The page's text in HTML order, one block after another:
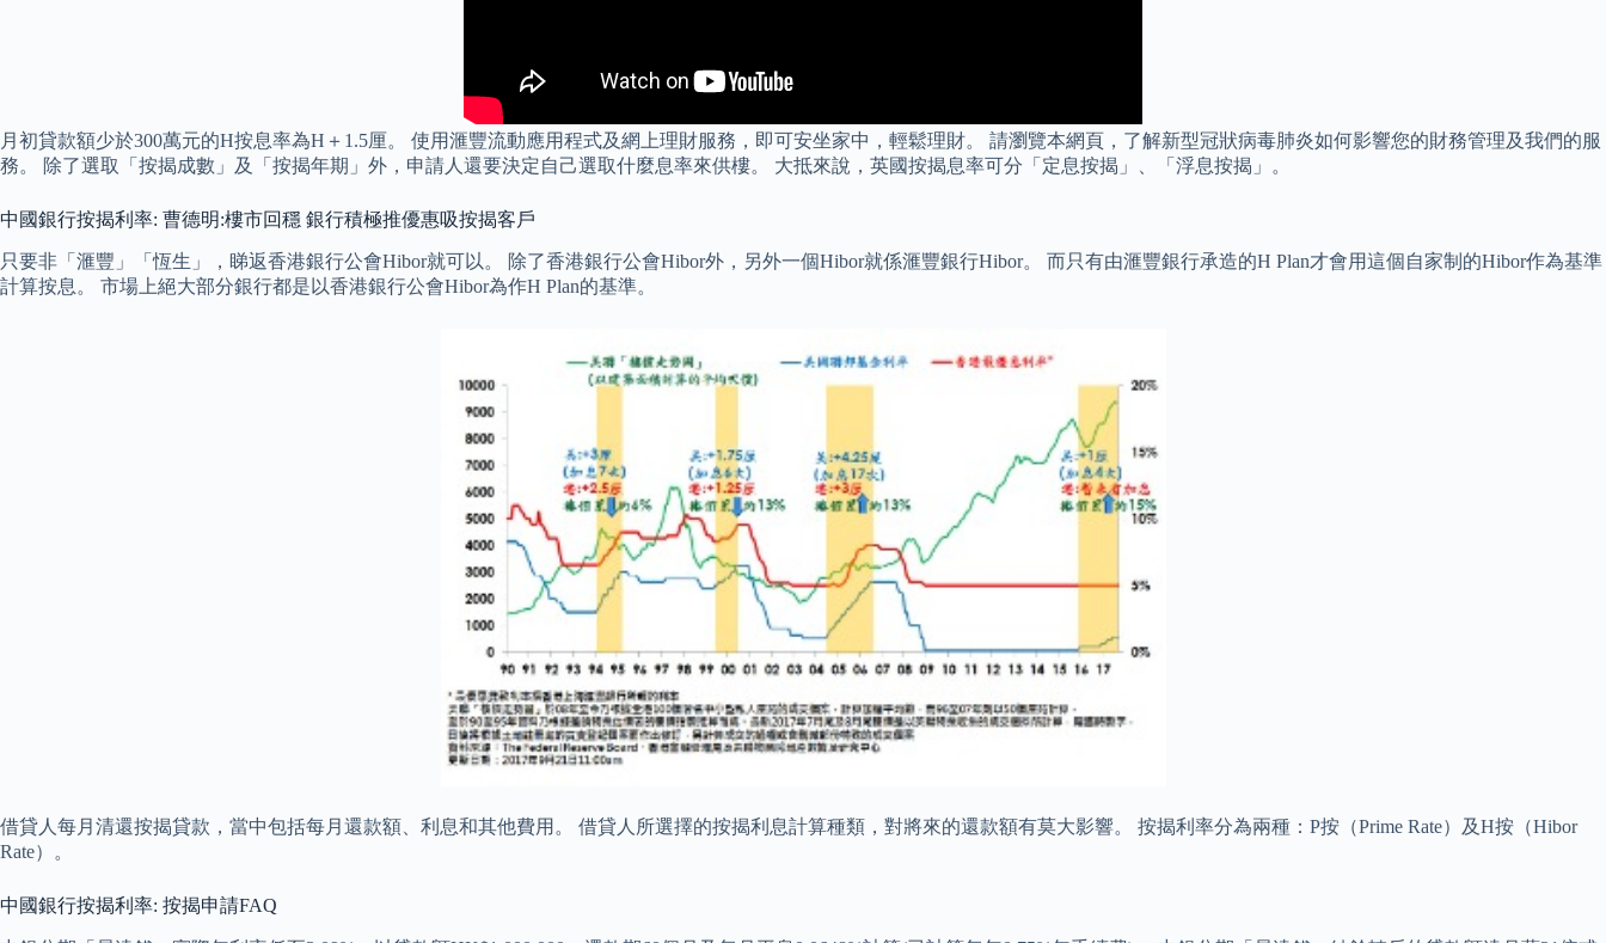
月初貸款額少於300萬元的H按息率為H＋1.5厘。 使用滙豐流動應用程式及網上理財服務，即可安坐家中，輕鬆理財。 請瀏覽本網頁，了解新型冠狀病毒肺炎如何影響您的財務管理及我們的服
務。 除了選取「按揭成數」及「按揭年期」外，申請人還要決定自己選取什麼息率來供樓。 大抵來說，英國按揭息率可分「定息按揭」、「浮息按揭」。
中國銀行按揭利率: 曹德明:樓市回穩 銀行積極推優惠吸按揭客戶
只要非「滙豐」「恆生」，睇返香港銀行公會Hibor就可以。 除了香港銀行公會Hibor外，另外一個Hibor就係滙豐銀行Hibor。 而只有由滙豐銀行承造的H Plan才會用這個自家制的Hibor作為基準
計算按息。 市場上絕大部分銀行都是以香港銀行公會Hibor為作H Plan的基準。
借貸人每月清還按揭貸款，當中包括每月還款額、利息和其他費用。 借貸人所選擇的按揭利息計算種類，對將來的還款額有莫大影響。 按揭利率分為兩種：P按（Prime Rate）及H按（Hibor
Rate）。
中國銀行按揭利率: 按揭申請FAQ